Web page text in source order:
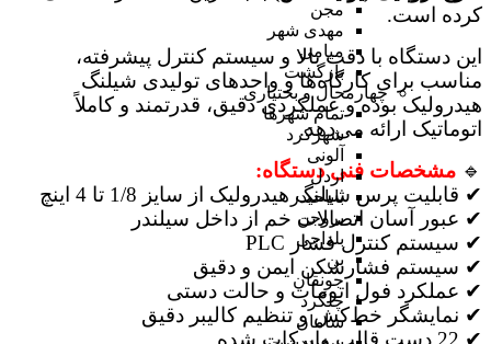
مجن
مهدی شهر
میامی
بازگشت
چهارمحال و بختیاری
تمام شهر‌ها
شهرکرد
آلونی
اردل
باباحیدر
بروجن
بلداجی
بن
جونقان
چلگرد
سامان
کرده است.
این دستگاه با دقت بالا و سیستم کنترل پیشرفته،
مناسب برای کارگاه‌ها و واحدهای تولیدی شیلنگ
هیدرولیک بوده و عملکردی دقیق، قدرتمند و کاملاً
اتوماتیک ارائه می‌دهد.
🔹 مشخصات فنی دستگاه:
✔ قابلیت پرس شیلنگ هیدرولیک از سایز 1/8 تا 4 اینچ
✔ عبور آسان اتصالات خم از داخل سیلندر
✔ سیستم کنترل فشار PLC
✔ سیستم فشارشکن ایمن و دقیق
✔ عملکرد فول اتومات و حالت دستی
✔ نمایشگر خط‌کش و تنظیم کالیبر دقیق
✔ 22 دست قالب وایرکات شده